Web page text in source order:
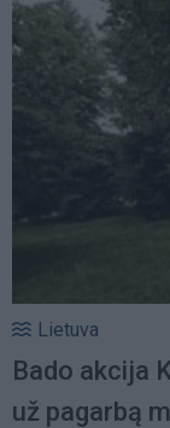
Lietuva
Bado akcija
už pagarbą